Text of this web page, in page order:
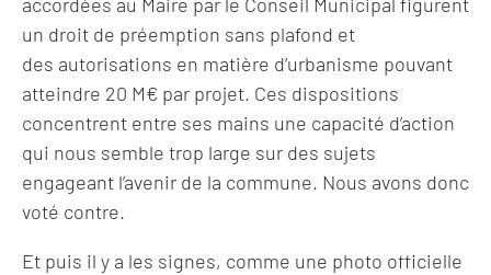
un droit de préemption sans plafond et
des autorisations en matière d’urbanisme pouvant
atteindre 20 M€ par projet. Ces dispositions
concentrent entre ses mains une capacité d’action
qui nous semble trop large sur des sujets
engageant l’avenir de la commune. Nous avons donc
voté contre.
Et puis il y a les signes, comme une photo officielle